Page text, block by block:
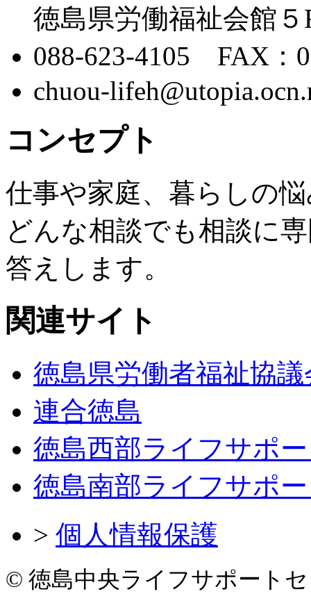
徳島県労働福祉会館５
088-623-4105 FAX：
chuou-
コンセプト
仕事や家庭、暮らしの
どんな相談でも相談に
答えします。
関連サイト
徳島県労働者福祉協議
連合徳島
徳島西部ライフサポ
徳島南部ライフサポ
> 個人情報保護
© 徳島中央ライフサポートセ